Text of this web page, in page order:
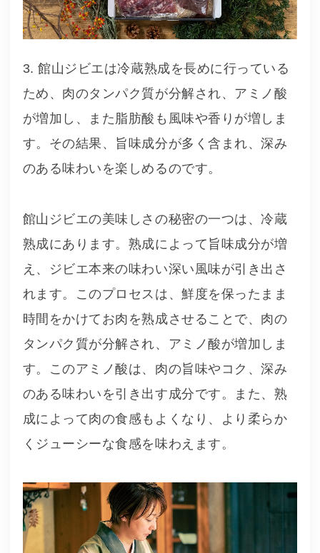
3. 館山ジビエは冷蔵熟成を長めに行っている
ため、肉のタンパク質が分解され、アミノ酸
が増加し、また脂肪酸も風味や香りが増しま
す。その結果、旨味成分が多く含まれ、深み
のある味わいを楽しめるのです。
館山ジビエの美味しさの秘密の一つは、冷蔵
熟成にあります。熟成によって旨味成分が増
え、ジビエ本来の味わい深い風味が引き出さ
れます。このプロセスは、鮮度を保ったまま
時間をかけてお肉を熟成させることで、肉の
タンパク質が分解され、アミノ酸が増加しま
す。このアミノ酸は、肉の旨味やコク、深み
のある味わいを引き出す成分です。また、熟
成によって肉の食感もよくなり、より柔らか
くジューシーな食感を味わえます。